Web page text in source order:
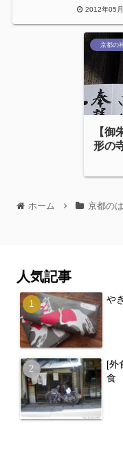
2012年05
京都の
【御
形の
ホーム 京都の
人気記事
や
[外
食